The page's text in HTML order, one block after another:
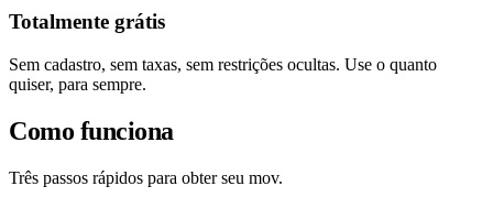
Totalmente grátis
Sem cadastro, sem taxas, sem restrições ocultas. Use o quanto
quiser, para sempre.
Como funciona
Três passos rápidos para obter seu mov.